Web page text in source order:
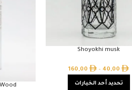
Shoyokhi musk
40,00
–
160,00
تحديد أحد الخيارات